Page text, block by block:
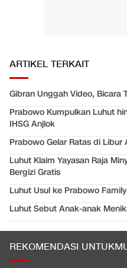
ARTIKEL TERKAIT
Gibran Unggah Video, Bicara
Prabowo Kumpulkan Luhut
IHSG Anjlok
Prabowo Gelar Ratas di
Luhut Klaim Yayasan Raja
Bergizi Gratis
Luhut Usul ke Prabowo
Luhut Sebut Anak-anak
REKOMENDASI